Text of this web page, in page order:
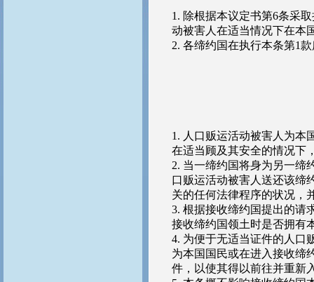
1. 除根据本议定书第6条采
动被害人在适当情况下在本
2. 各缔约国在执行本条第1
1. 人口贩运活动被害人为本
在适当顾及其安全的情况下
2. 当一缔约国将身为另一缔
口贩运活动被害人送还该缔
关的任何法律程序的状况，
3. 根据接收缔约国提出的请
接收缔约国领土时是否拥有
4. 为便于无适当证件的人口
为本国国民或在进入接收缔
件，以使其得以前往并重新